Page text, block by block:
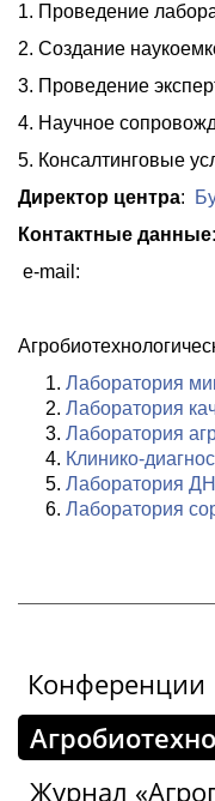
1. Проведение
2. Создание
3. Проведение
4. Научное
5. Консалтинговые
Директор центра:
Контактные
e-mail:
Лаборатория
Лаборатория
Лаборатория
Клинико-
Лаборатория
Лаборатория
Конференции
Журнал